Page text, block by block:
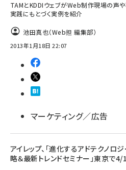
TAMとKDDIウェブがWeb制作現場の声
実践にもとづく実例を紹介
池田真也（Web担 編集部）
2013年1月18日 22:07
マーケティング／広告
アイレップ、「進化するアドテクノロ
略＆最新トレンドセミナー」東京で